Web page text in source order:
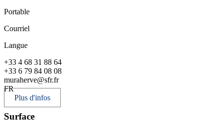
Portable
Courriel
Langue
+33 4 68 31 88 64
+33 6 79 84 08 08
muraherve@sfr.fr
FR
Plus d'infos
Surface